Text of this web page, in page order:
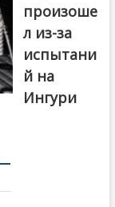
произоше
л из-за
испытани
й на
Ингури